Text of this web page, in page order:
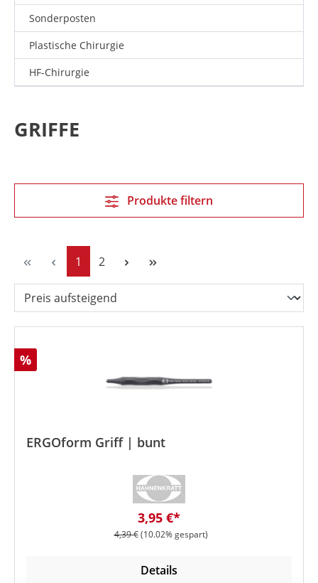
Sonderposten
Plastische Chirurgie
HF-Chirurgie
GRIFFE
Produkte filtern
Seite
1 Seite
2
Rabatt
%
ERGOform Griff | bunt
Verkaufspreis:
3,95 €*
Regulärer Preis:
4,39 € (10.02% gespart)
Details